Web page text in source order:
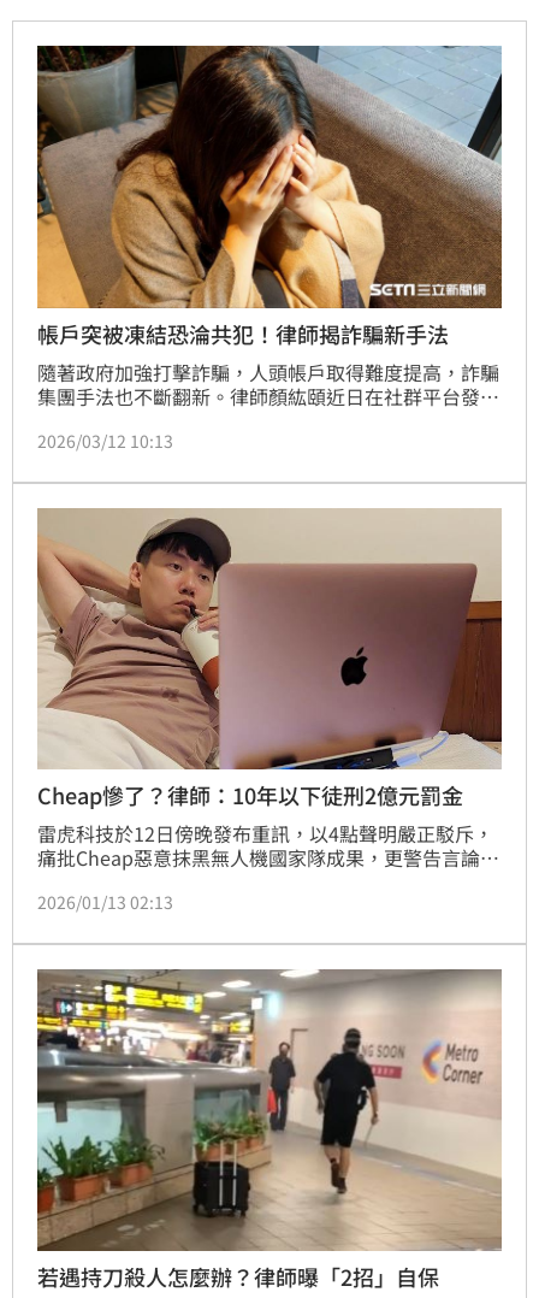
帳戶突被凍結恐淪共犯！律師揭詐騙新手法
隨著政府加強打擊詐騙，人頭帳戶取得難度提高，詐騙
集團手法也不斷翻新。律師顏紘頤近日在社群平台發文
被告的案件，不少民眾直到帳戶被凍結、甚至遭檢警調
2026/03/12 10:13
Cheap慘了？律師：10年以下徒刑2億元罰金
雷虎科技於12日傍晚發布重訊，以4點聲明嚴正駁斥，
痛批Cheap惡意抹黑無人機國家隊成果，更警告言論已
出，證交法這條罪算是頗重的罪，可以處三年以上十年
罰金。
2026/01/13 02:13
若遇持刀殺人怎麼辦？律師曝「2招」自保